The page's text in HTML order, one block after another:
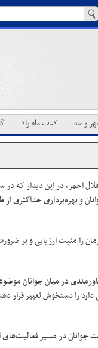
و ماه کتاب ماه زاد
احمر، در این دیدار که
و بهره‌برداری حداکثری
را مثبت ارزیابی و بر
در میان جوانان
را دستخوش تغییر قرار
در مسیر